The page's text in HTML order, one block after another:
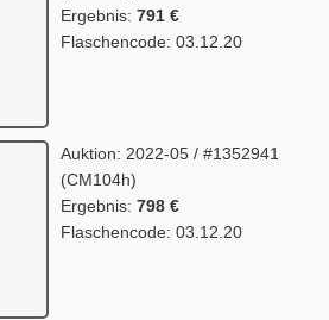
Ergebnis: 791 €
Flaschencode: 03.12.20
Auktion: 2022-05 / #1352941
(CM104h)
Ergebnis: 798 €
Flaschencode: 03.12.20